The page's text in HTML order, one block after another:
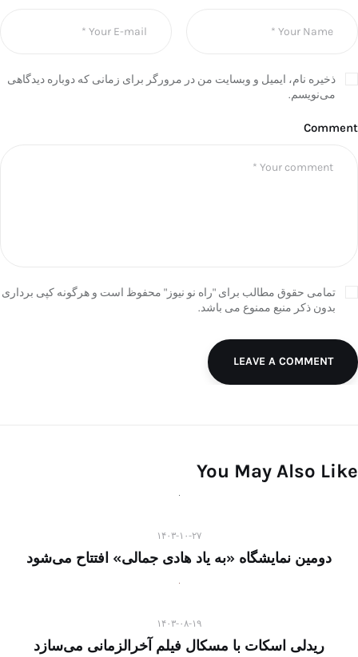
ذخیره نام، ایمیل و وبسایت من در مرورگر برای زمانی که دوباره دیدگاهی
می‌نویسم.
Comment
تمامی حقوق مطالب برای "راه نو نیوز" محفوظ است و هرگونه کپی برداری
بدون ذکر منبع ممنوع می باشد.
LEAVE A COMMENT
You May Also Like
۱۴۰۳-۱۰-۲۷
دومین نمایشگاه «به یاد هادی جمالی» افتتاح می‌شود
۱۴۰۳-۰۸-۱۹
ریدلی اسکات با مسکال فیلم آخرالزمانی می‌سازد